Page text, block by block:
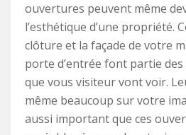
ouvertures peuvent même
l’esthétique d’une propriété.
clôture et la façade de votre
porte d’entrée font partie
que vous visiteur vont voir.
même beaucoup sur votre
aussi important que ces